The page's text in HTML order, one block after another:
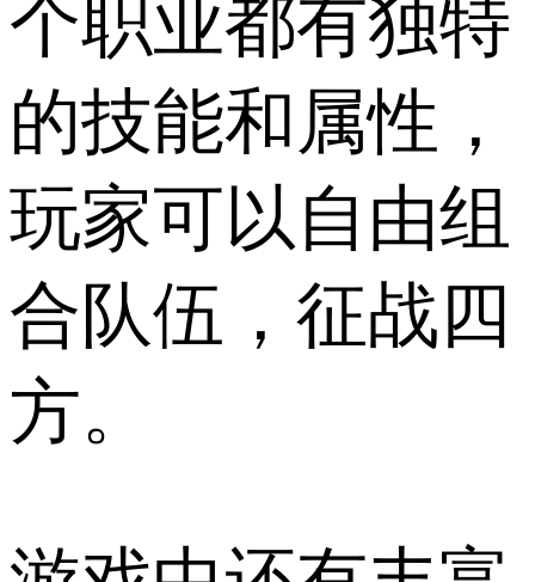
个职业都有独特
的技能和属性，
玩家可以自由组
合队伍，征战四
方。